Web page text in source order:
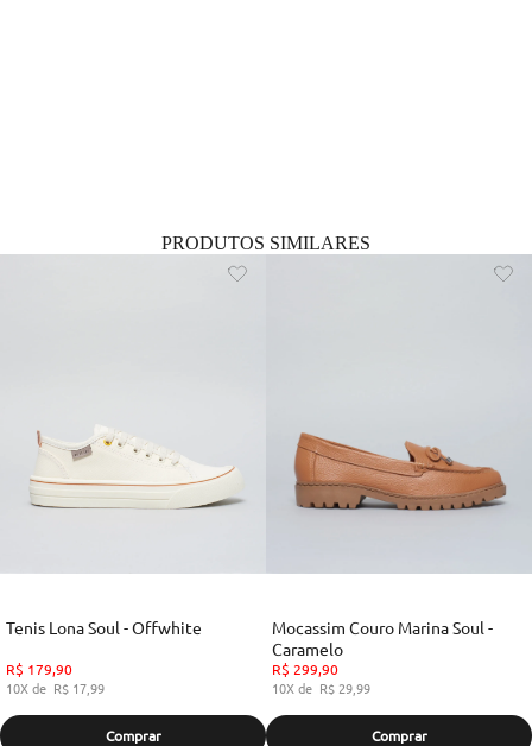
PRODUTOS SIMILARES
Tenis Lona Soul - Offwhite
R$ 179,90
10
R$ 17,99
Comprar
Mocassim Couro Marina Soul -
Caramelo
R$ 299,90
10
R$ 29,99
Comprar